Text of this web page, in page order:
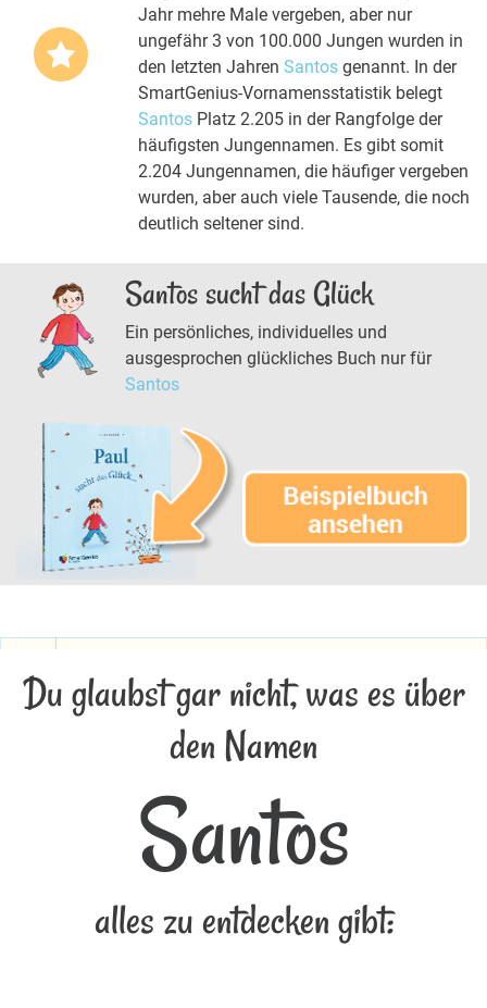
Jahr mehre Male vergeben, aber nur
ungefähr 3 von 100.000 Jungen wurden in
den letzten Jahren Santos genannt. In der
SmartGenius-Vornamensstatistik belegt
Santos Platz 2.205 in der Rangfolge der
häufigsten Jungennamen. Es gibt somit
2.204 Jungennamen, die häufiger vergeben
wurden, aber auch viele Tausende, die noch
deutlich seltener sind.
Santos sucht das Glück
Ein persönliches, individuelles und
ausgesprochen glückliches Buch nur für
Santos
Du glaubst gar nicht, was es über
den Namen
Santos
alles zu entdecken gibt: